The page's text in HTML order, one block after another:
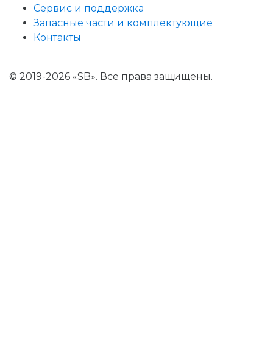
Сервис и поддержка
Запасные части и комплектующие
Контакты
© 2019-2026 «SB». Все права защищены.